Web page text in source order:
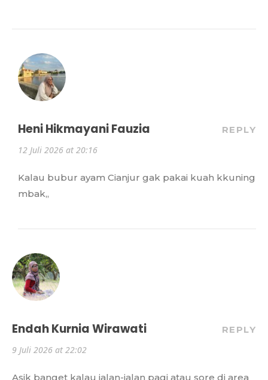
Heni Hikmayani Fauzia
12 Juli 2026 at 20:16
REPLY
Kalau bubur ayam Cianjur gak pakai kuah kkuning
mbak,,
Endah Kurnia Wirawati
9 Juli 2026 at 22:02
REPLY
Asik banget kalau jalan-jalan pagi atau sore di area